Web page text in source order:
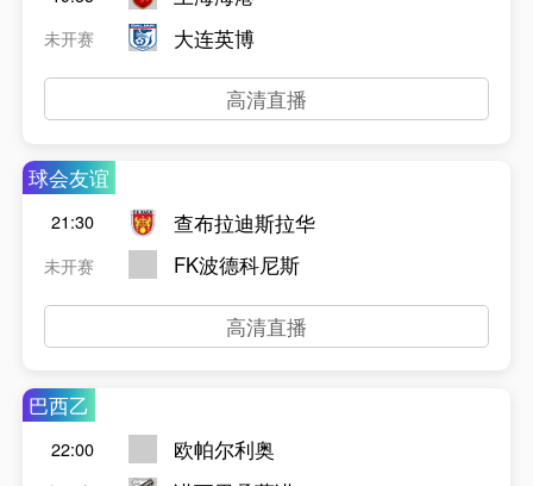
未开赛
大连英博
高清直播
球会友谊
21:30
未开赛
查布拉迪斯拉华
FK波德科尼斯
高清直播
巴西乙
22:00
欧帕尔利奥